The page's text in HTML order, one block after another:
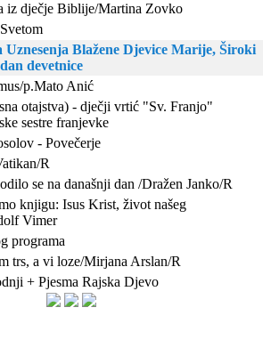
iz dječje Biblije/Martina Zovko
Blažene Djevice Marije, Široki
devetnice
p.Mato Anić
otajstva) - dječji vrtić "Sv. Franjo"
sestre franjevke
- Povečerje
R
se na današnji dan /Dražen Janko/R
knjigu: Isus Krist, život našeg
Vimer
programa
trs, a vi loze/Mirjana Arslan/R
+ Pjesma Rajska Djevo